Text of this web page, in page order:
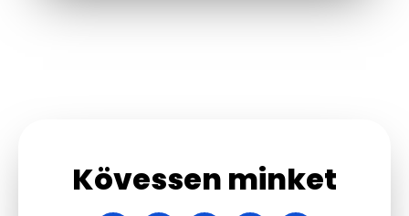
Kövessen minket